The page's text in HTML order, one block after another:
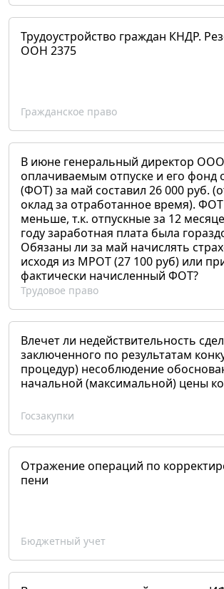
Трудоустройство граждан КНДР.
ООН 2375
Гражданское право
В июне генеральный директор
оплачиваемым отпуске и его фонд
(ФОТ) за май составил 26 000 руб.
оклад за отработанное время).
меньше, т.к. отпускные за 12
году заработная плата была
Обязаны ли за май начислять
исходя из МРОТ (27 100 руб) или
фактически начисленный ФОТ?
Трудовое право
Влечет ли недействительность
заключенного по результатам
процедур) несоблюдение
начальной (максимальной) цены
Госзакупки
Отражение операций по
пени
Бюджетный учет